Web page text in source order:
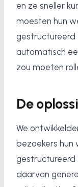
en ze sneller
moesten hun
gestructureerd
automatisch
zou moeten
De
We
bezoekers hun
gestructureerd
daarvan